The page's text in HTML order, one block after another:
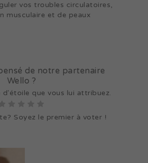
vos troubles circulatoires,
musculaire et de peaux
de notre partenaire
Wello ?
d'étoile que vous lui attribuez.
Soyez le premier à voter !